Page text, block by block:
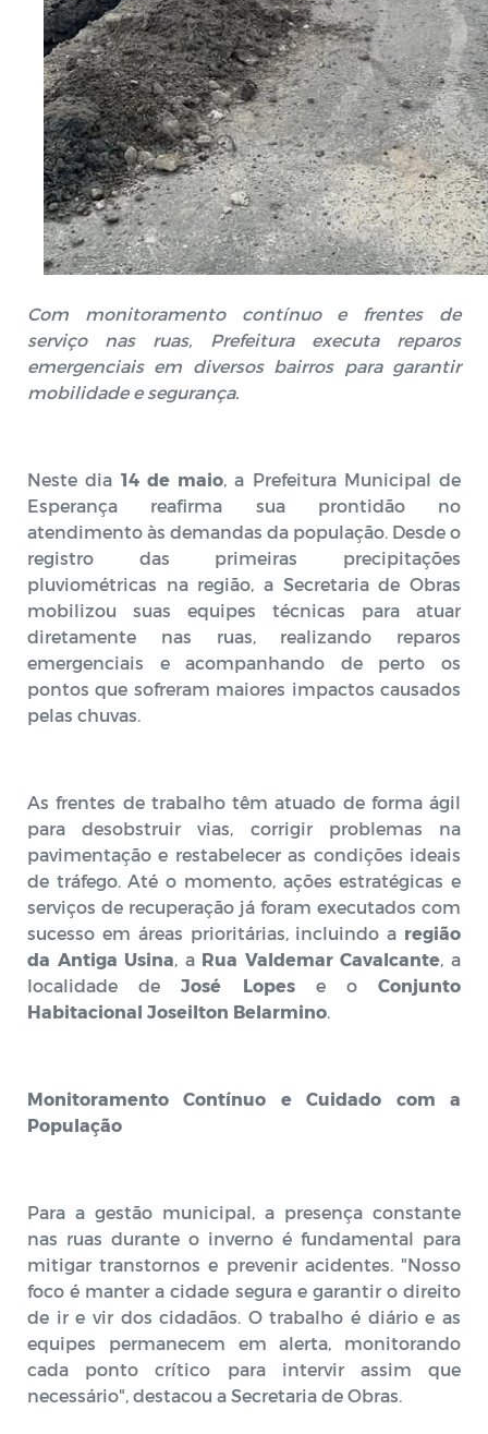
Com monitoramento contínuo e frentes de
serviço nas ruas, Prefeitura executa reparos
emergenciais em diversos bairros para garantir
mobilidade e segurança.
Neste dia 14 de maio , a Prefeitura Municipal de
Esperança reafirma sua prontidão no
atendimento às demandas da população. Desde o
registro das primeiras precipitações
pluviométricas na região, a Secretaria de Obras
mobilizou suas equipes técnicas para atuar
diretamente nas ruas, realizando reparos
emergenciais e acompanhando de perto os
pontos que sofreram maiores impactos causados
pelas chuvas.
As frentes de trabalho têm atuado de forma ágil
para desobstruir vias, corrigir problemas na
pavimentação e restabelecer as condições ideais
de tráfego. Até o momento, ações estratégicas e
serviços de recuperação já foram executados com
sucesso em áreas prioritárias, incluindo a região
da Antiga Usina , a Rua Valdemar Cavalcante , a
localidade deJosé Lopese oConjunto
Habitacional Joseilton Belarmino
Monitoramento Contínuo e Cuidado com a
População
Para a gestão municipal, a presença constante
nas ruas durante o inverno é fundamental para
mitigar transtornos e prevenir acidentes. "Nosso
foco é manter a cidade segura e garantir o direito
de ir e vir dos cidadãos. O trabalho é diário e as
equipes permanecem em alerta, monitorando
cada ponto crítico para intervir assim que
necessário", destacou a Secretaria de Obras.